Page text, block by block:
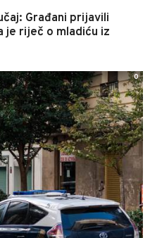
Građani prijavili
je riječ o mladiću iz
0